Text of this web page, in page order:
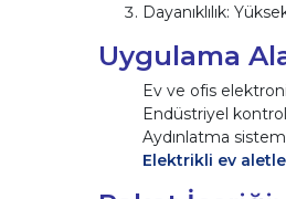
Dayanıklılık:
Uygulama
Ev ve ofis
Endüstriyel
Aydınlatma
Elektrikli ev